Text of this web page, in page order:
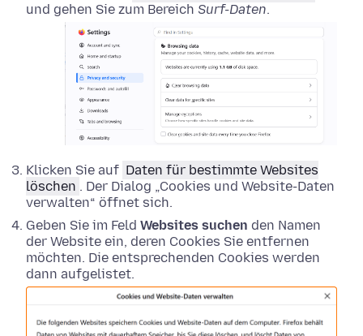
und gehen Sie zum Bereich Surf-Daten.
Klicken Sie auf Daten für bestimmte Websites
löschen . Der Dialog „Cookies und Website-Daten
verwalten“ öffnet sich.
Geben Sie im Feld Websites suchen den Namen
der Website ein, deren Cookies Sie entfernen
möchten. Die entsprechenden Cookies werden
dann aufgelistet.